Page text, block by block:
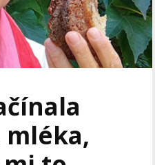
mléka,